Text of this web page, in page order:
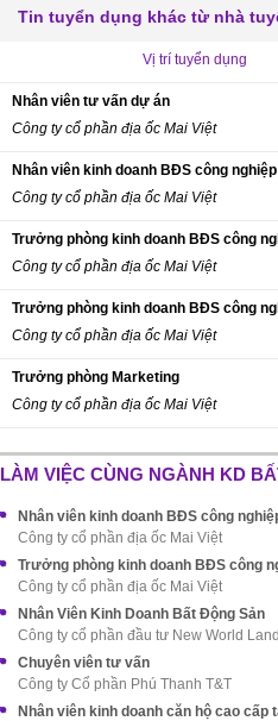
Tin tuyển dụng khác từ nhà
Vị trí tuyển dụng
Nhân viên tư vấn dự án
Công ty cổ phần địa ốc Mai Việt
Nhân viên kinh doanh BĐS công
Công ty cổ phần địa ốc Mai Việt
Trưởng phòng kinh doanh BĐS công
Công ty cổ phần địa ốc Mai Việt
Trưởng phòng kinh doanh BĐS công
Công ty cổ phần địa ốc Mai Việt
Trưởng phòng Marketing
Công ty cổ phần địa ốc Mai Việt
LÀM VIỆC CÙNG NGÀNH KD
Nhân viên kinh doanh BĐS công
Công ty cổ phần địa ốc Mai Việt
Trưởng phòng kinh doanh BĐS công
Công ty cổ phần địa ốc Mai Việt
Nhân Viên Kinh Doanh Bất Động Sản
Công ty cổ phần đầu tư New World Land
Chuyên viên tư vấn
Công ty Cổ phần Phú Thanh T&T
Nhân viên kinh doanh căn hộ cao cấp